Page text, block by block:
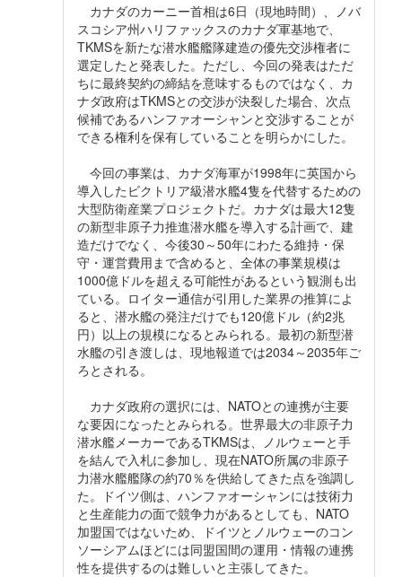
カナダのカーニー首相は6日（現地時間）、ノバ
スコシア州ハリファックスのカナダ軍基地で、
TKMSを新たな潜水艦艦隊建造の優先交渉権者に
選定したと発表した。ただし、今回の発表はただ
ちに最終契約の締結を意味するものではなく、カ
ナダ政府はTKMSとの交渉が決裂した場合、次点
候補であるハンファオーシャンと交渉することが
できる権利を保有していることを明らかにした。
今回の事業は、カナダ海軍が1998年に英国から
導入したビクトリア級潜水艦4隻を代替するための
大型防衛産業プロジェクトだ。カナダは最大12隻
の新型非原子力推進潜水艦を導入する計画で、建
造だけでなく、今後30～50年にわたる維持・保
守・運営費用まで含めると、全体の事業規模は
1000億ドルを超える可能性があるという観測も出
ている。ロイター通信が引用した業界の推算によ
ると、潜水艦の発注だけでも120億ドル（約2兆
円）以上の規模になるとみられる。最初の新型潜
水艦の引き渡しは、現地報道では2034～2035年ご
ろとされる。
カナダ政府の選択には、NATOとの連携が主要
な要因になったとみられる。世界最大の非原子力
潜水艦メーカーであるTKMSは、ノルウェーと手
を結んで入札に参加し、現在NATO所属の非原子
力潜水艦艦隊の約70％を供給してきた点を強調し
た。ドイツ側は、ハンファオーシャンには技術力
と生産能力の面で競争力があるとしても、NATO
加盟国ではないため、ドイツとノルウェーのコン
ソーシアムほどには同盟国間の運用・情報の連携
性を提供するのは難しいと主張してきた。